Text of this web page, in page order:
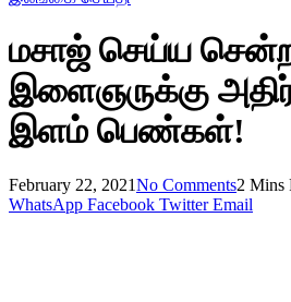
மசாஜ் செய்ய
இளைஞருக்கு
இளம் பெண்கள்!
February 22, 2021No Comments2 Mins
WhatsApp Facebook Twitter Email